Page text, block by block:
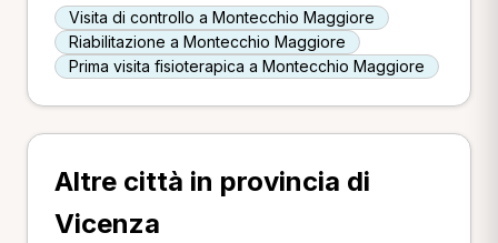
Visita di controllo a Montecchio Maggiore
Riabilitazione a Montecchio Maggiore
Prima visita fisioterapica a Montecchio Maggiore
Altre città in provincia di
Vicenza